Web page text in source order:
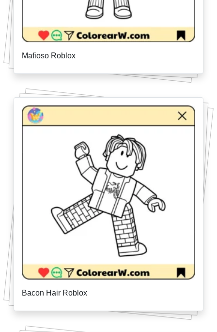
Mafioso Roblox
Bacon Hair Roblox